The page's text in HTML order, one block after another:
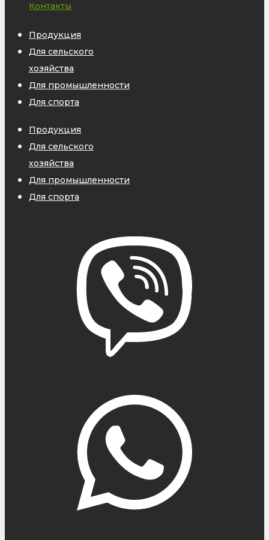
Контакты
Продукция
Для сельского
хозяйства
Для промышленности
Для спорта
Продукция
Для сельского
хозяйства
Для промышленности
Для спорта